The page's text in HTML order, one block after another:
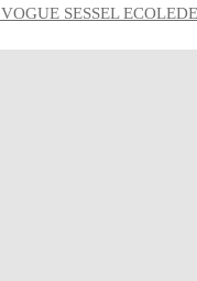
VOGUE SESSEL